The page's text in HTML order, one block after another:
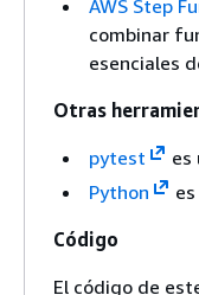
AWS Step
combinar
esenciales
Otras
pytest
es
Python
Código
El código de